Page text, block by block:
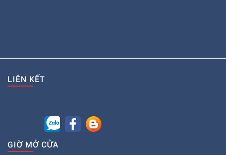
LIÊN KẾT
GIỜ MỞ CỬA